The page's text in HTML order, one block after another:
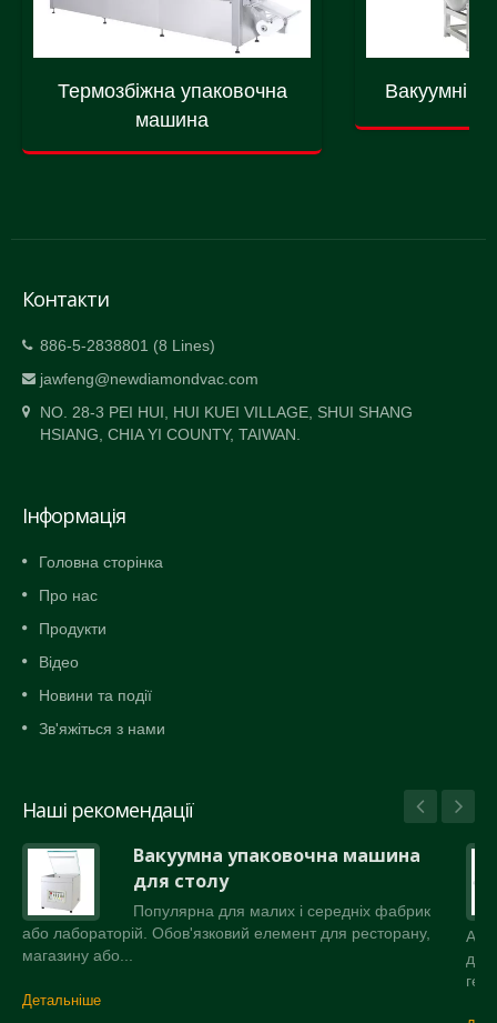
Термозбіжна упаковочна
машина
Вакуумні
Контакти
886-5-2838801 (8 Lines)
jawfeng@newdiamondvac.com
NO. 28-3 PEI HUI, HUI KUEI VILLAGE, SHUI SHANG
HSIANG, CHIA YI COUNTY, TAIWAN.
Інформація
Головна сторінка
Про нас
Продукти
Відео
Новини та події
Зв'яжіться з нами
Наші рекомендації
Вакуумна упаковочна машина
для столу
Популярна для малих і середніх фабрик
або лабораторій. Обов'язковий елемент для ресторану,
магазину або...
Детальніше
до